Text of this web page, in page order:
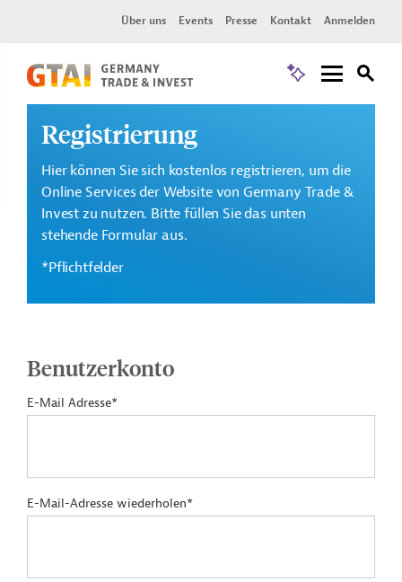
Über uns Events Presse Kontakt Anmelden
Registrierung
Hier können Sie sich kostenlos registrieren, um die
Online Services der Website von Germany Trade &
Invest zu nutzen. Bitte füllen Sie das unten
stehende Formular aus.
*Pflichtfelder
Benutzerkonto
E-Mail Adresse*
E-Mail-Adresse wiederholen*